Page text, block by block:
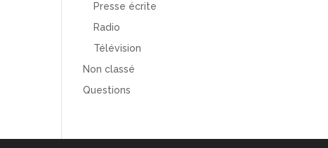
Presse écrite
Radio
Télévision
Non classé
Questions